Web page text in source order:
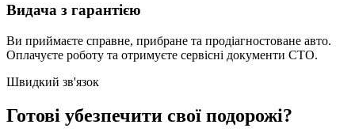
Видача з гарантією
Ви приймаєте справне, прибране та продіагностоване авто.
Оплачуєте роботу та отримуєте сервісні документи СТО.
Швидкий зв'язок
Готові убезпечити свої подорожі?